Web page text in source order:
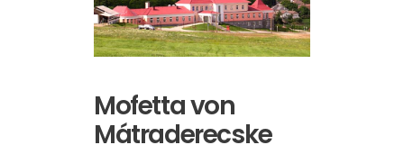
Mofetta von
Mátraderecske